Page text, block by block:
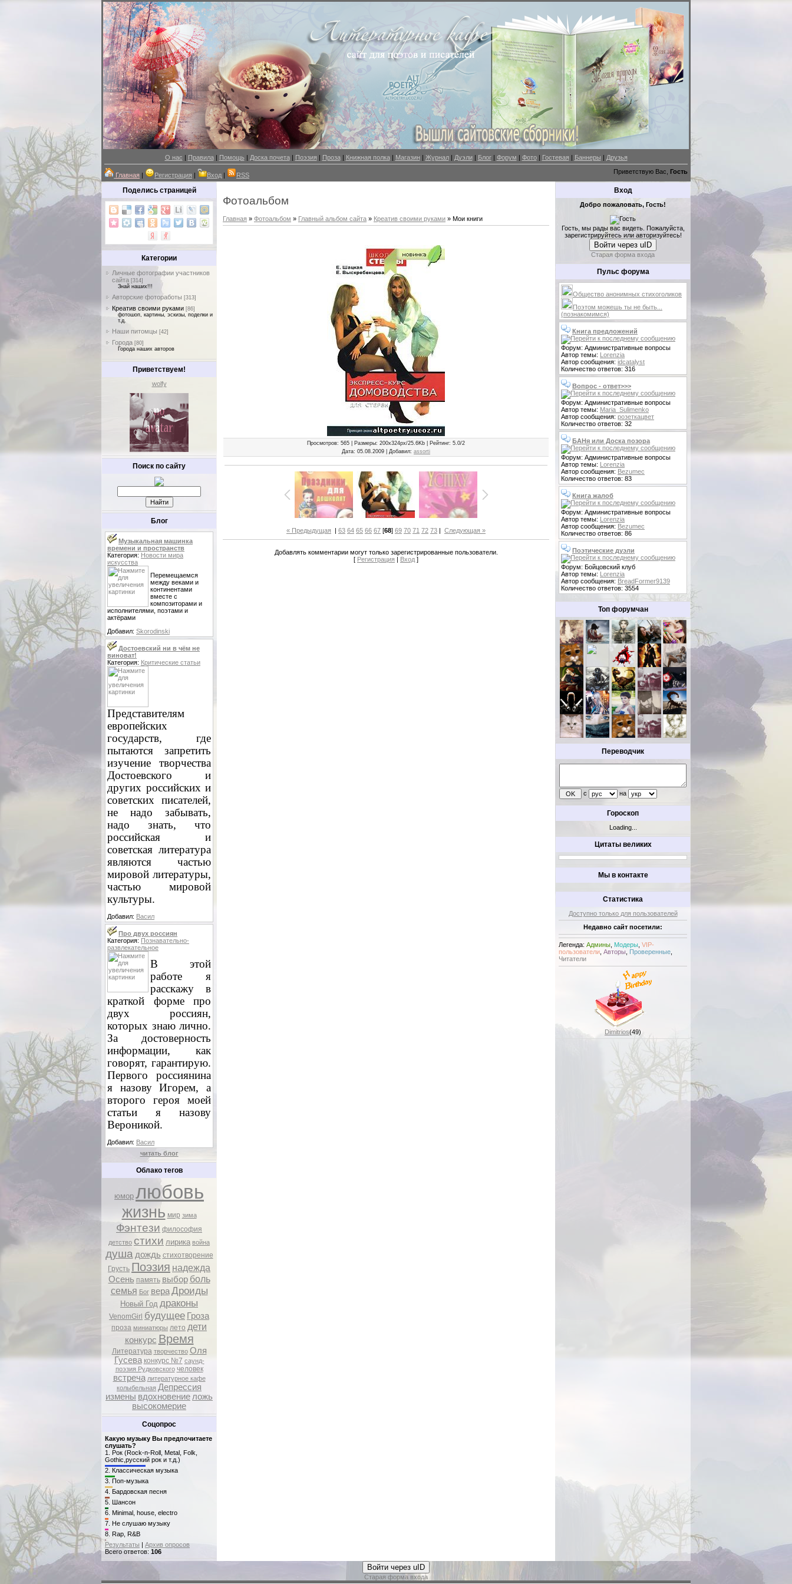
О нас | Правила| Помощь | Доска почета| Поэзия | Проза| Книжная полка| Магазин| Журнал| Дуэли| Блог| Форум | Фото| Гостевая | Баннеры | Друзья
Главная | Регистрация | Вход | RSS Приветствую Вас, Гость
Поделись страницей
Категории
Личные фотографии участников
сайта [314]
Знай наших!!!
Авторские фотоработы [313]
Креатив своими руками [86]
фотошоп, картины, эскизы, поделки и
т.д.
Наши питомцы [42]
Города [80]
Города наших авторов
Приветствуем!
wolfy
Поиск по сайту
Блог
Музыкальная машинка
времени и пространств
Категория: Новости мира
искусства
Перемещаемся
между веками и
континентами
вместе с
композиторами и
исполнителями, поэтами и
актёрами
Добавил: Skorodinski
Достоевский ни в чём не
виноват!
Категория: Критические статьи
Представителям
европейских
государств, где
пытаются запретить
изучение творчества
Достоевского и
других российских и
советских писателей,
не надо забывать,
надо знать, что
российская и
советская литература
являются частью
мировой литературы,
частью мировой
культуры.
Добавил: Васил
Про двух россиян
Категория: Познавательно-
развлекательное
В этой
работе я
расскажу в
краткой форме про
двух россиян,
которых знаю лично.
За достоверность
информации, как
говорят, гарантирую.
Первого россиянина
я назову Игорем, а
второго героя моей
статьи я назову
Вероникой.
Добавил: Васил
читать блог
Облако тегов
юмор любовь
жизнь мир зима
Фэнтези философия
детство стихи лирика война
душа дождь стихотворение
Грусть Поэзия надежда
Осень память выбор боль
семья Бог вера Дроиды
Новый Год драконы
VenomGirl будущее Гроза
проза миниатюры лето дети
конкурс Время
Литература творчество Оля
Гусева конкурс №7 саунд-
поэзия Рудковского человек
встреча литературное кафе
колыбельная Депрессия
измены вдохновение ложь
высокомерие
Соцопрос
Какую музыку Вы предпочитаете
слушать?
1. Рок (Rock-n-Roll, Metal, Folk,
Gothic,русский рок и т.д.)
2. Классическая музыка
3. Поп-музыка
4. Бардовская песня
5. Шансон
6. Minimal, house, electro
7. Не слушаю музыку
8. Rap, R&B
Результаты | Архив опросов
Всего ответов: 106
Фотоальбом
Главная » Фотоальбом » Главный альбом сайта » Креатив своими руками » Мои книги
Просмотров: 565 | Размеры: 200x324px/25.6Kb | Рейтинг: 5.0/2
Дата: 05.08.2009 | Добавил: assorti
« Предыдущая 63 64 65 66 67 [68] 69 70 71 72 73 Следующая »
Добавлять комментарии могут только зарегистрированные пользователи.
[ Регистрация | Вход ]
Вход
Добро пожаловать, Гость!
Гость, мы рады вас видеть. Пожалуйста,
зарегистрируйтесь или авторизуйтесь!
Войти через uID
Старая форма входа
Пульс форума
Общество анонимных стихоголиков
Поэтом можешь ты не быть...
(познакомимся)
Книга предложений
Форум: Административные вопросы
Автор темы: Lorenzia
Автор сообщения: idcatalyst
Количество ответов: 316
Вопрос - ответ>>>
Форум: Административные вопросы
Автор темы: Maria_Sulimenko
Автор сообщения: розеткацвет
Количество ответов: 32
БАНя или Доска позора
Форум: Административные вопросы
Автор темы: Lorenzia
Автор сообщения: Bezumec
Количество ответов: 83
Книга жалоб
Форум: Административные вопросы
Автор темы: Lorenzia
Автор сообщения: Bezumec
Количество ответов: 86
Поэтические дуэли
Форум: Бойцовский клуб
Автор темы: Lorenzia
Автор сообщения: BreadFormer9139
Количество ответов: 3554
Топ форумчан
Переводчик
с на
Гороскоп
Loading...
Цитаты великих
Мы в контакте
Статистика
Доступно только для пользователей
Недавно сайт посетили:
Легенда: Админы Модеры VIP-
пользователи Авторы Проверенные
Читатели
Dimitrios(49)
Войти через uID
Старая форма входа